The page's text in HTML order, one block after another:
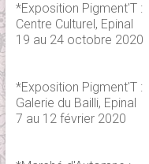
*Exposition Pigment'T :
Centre Culturel, Epinal
19 au 24 octobre 2020
*Exposition Pigment'T :
Galerie du Bailli, Epinal
7 au 12 février 2020